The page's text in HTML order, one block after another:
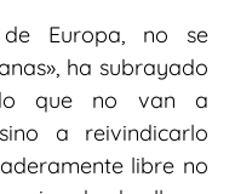
Europa, no se
ha subrayado
que no van a
a reivindicarlo
libre no